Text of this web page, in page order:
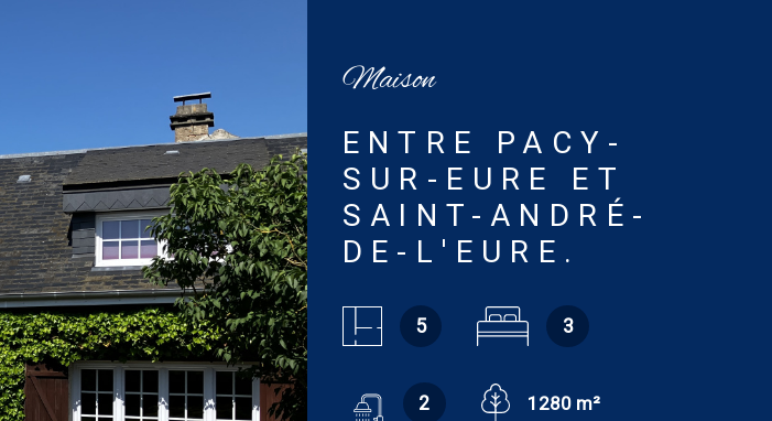
Maison
ENTRE PACY-
SUR-EURE ET
SAINT-ANDRÉ-
DE-L'EURE.
5 3
2 1280 m²